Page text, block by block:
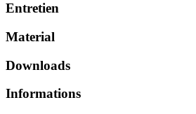
Entretien
Material
Downloads
Informations